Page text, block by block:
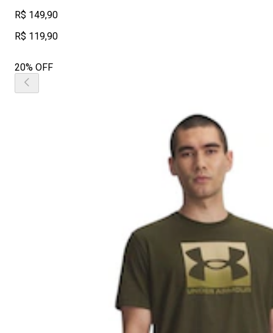
R$ 149,90
R$ 119,90
20% OFF